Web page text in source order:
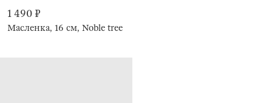
1 490 ₽
Масленка, 16 см, Noble tree